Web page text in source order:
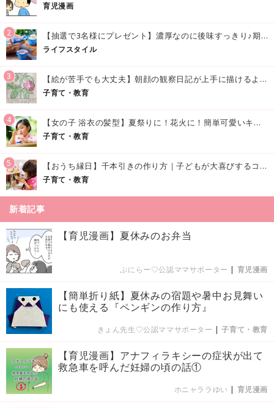
育児漫画
2 【抽選で3名様にプレゼント】濃厚なのに後味すっきり♪期間限定の「メイトーのなめらかプリン カルピス®入りソース」で夏を味わおう！
ライフスタイル
3 【絵が苦手でも大丈夫】朝顔の観察日記が上手に描けるようになる方法｜イラスト付き
子育て・教育
4 【女の子 浴衣の髪型】夏祭りに！花火に！簡単可愛いキッズの浴衣ヘアアレンジまとめ
子育て・教育
5 【おうち縁日】千本引きの作り方｜子どもが大喜びするコツやアイデア♪
子育て・教育
新着記事
【育児漫画】夏休みのお弁当
ぷにらー♡公認ママサポーター | 育児漫画
【簡単折り紙】夏休みの宿題や暑中お見舞い
にも使える『ペンギンの作り方』
きょん先生♡公認ママサポーター |子育て・教育
【育児漫画】アナフィラキシーの症状が出て
救急車を呼んだ妊婦の頃の話①
ホニャララゆい | 育児漫画